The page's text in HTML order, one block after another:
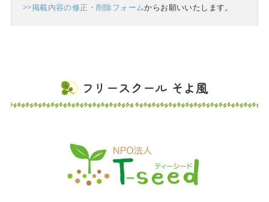
>>掲載内容の修正・削除フォームからお願いいたします。
フリースクール そよ風